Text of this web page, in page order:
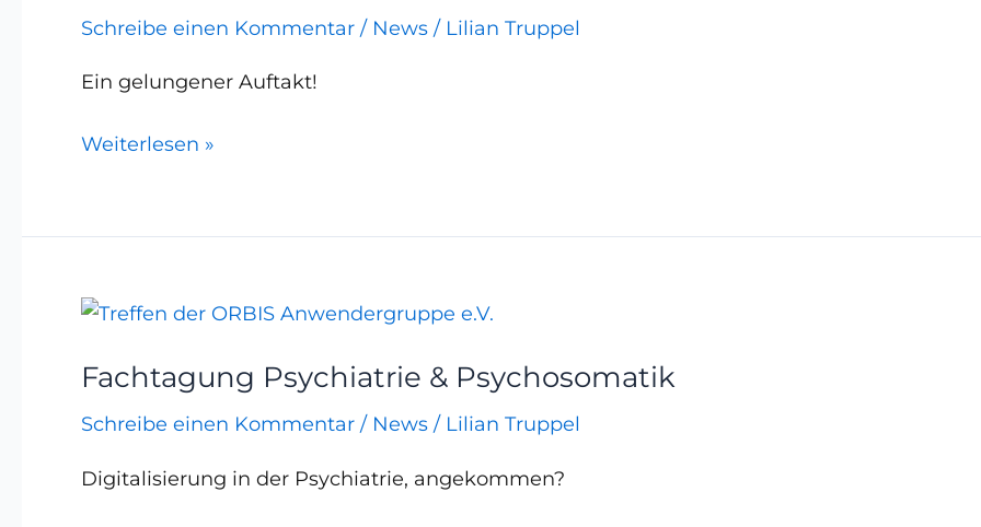
Schreibe einen Kommentar / News / Lilian Truppel
Ein gelungener Auftakt!
der
2025
Weiterlesen »
Fachtagung Psychiatrie & Psychosomatik
Schreibe einen Kommentar / News / Lilian Truppel
Digitalisierung in der Psychiatrie, angekommen?
Fachtagung
&
Psychosomatik